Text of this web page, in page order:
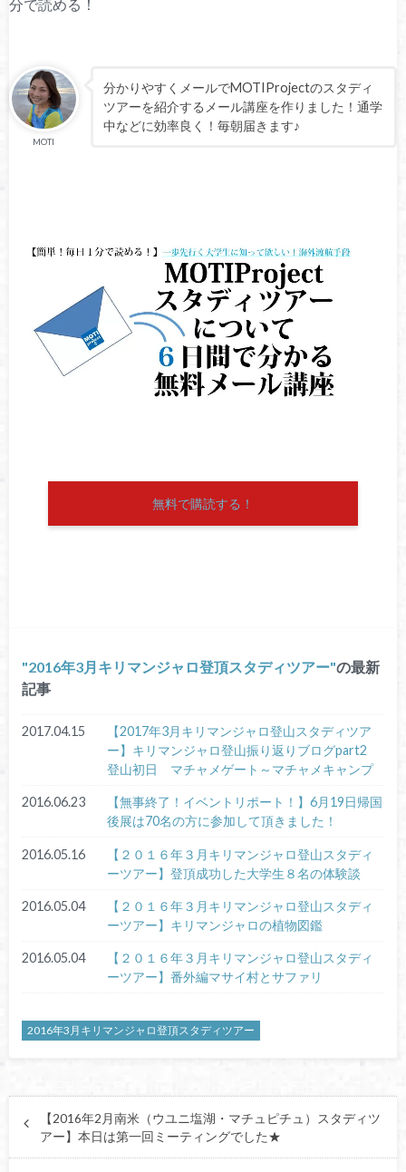
分で読める！
MOTI
分かりやすくメールでMOTIProjectのスタディ
ツアーを紹介するメール講座を作りました！通学
中などに効率良く！毎朝届きます♪
無料で購読する！
2016年3月キリマンジャロ登頂スタディツアー の最新
記事
2017.04.15
【2017年3月キリマンジャロ登山スタディツア
ー】キリマンジャロ登山振り返りブログpart2
登山初日 マチャメゲート～マチャメキャンプ
2016.06.23
【無事終了！イベントリポート！】6月19日帰国
後展は70名の方に参加して頂きました！
2016.05.16
【２０１６年３月キリマンジャロ登山スタディ
ーツアー】登頂成功した大学生８名の体験談
2016.05.04
【２０１６年３月キリマンジャロ登山スタディ
ーツアー】キリマンジャロの植物図鑑
2016.05.04
【２０１６年３月キリマンジャロ登山スタディ
ーツアー】番外編マサイ村とサファリ
2016年3月キリマンジャロ登頂スタディツアー
【2016年2月南米（ウユニ塩湖・マチュピチュ）スタディツ
アー】本日は第一回ミーティングでした★